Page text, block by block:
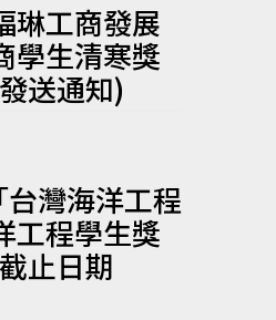
琳工商發展
學生清寒獎
送通知)
灣海洋工程
工程學生獎
止日期